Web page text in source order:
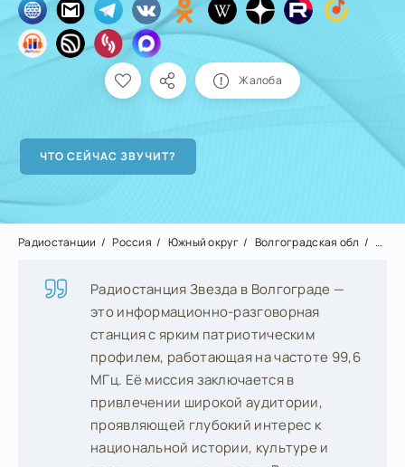
Жалоба
Радиостанции Россия Южный округ Волгоградская обл
Радиостанция Звезда в Волгограде —
это информационно-разговорная
станция с ярким патриотическим
профилем, работающая на частоте 99,6
МГц. Её миссия заключается в
привлечении широкой аудитории,
проявляющей глубокий интерес к
национальной истории, культуре и